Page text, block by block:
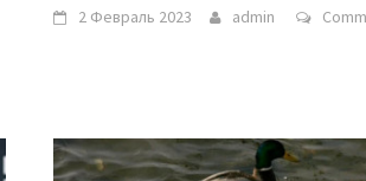
2 Февраль 2023 admin